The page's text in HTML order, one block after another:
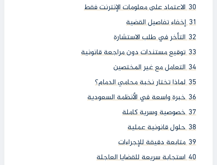
30 الاعتماد على معلومات الإنترنت فقط
31 إخفاء تفاصيل القضية
32 التأخر في طلب الاستشارة
33 توقيع مستندات دون مراجعة قانونية
34 التعامل مع غير المختصين
35 لماذا تختار نخبة محامي الدمام؟
36 خبرة واسعة في الأنظمة السعودية
37 خصوصية وسرية كاملة
38 حلول قانونية عملية
39 متابعة دقيقة للإجراءات
40 استجابة سريعة للقضايا العاجلة